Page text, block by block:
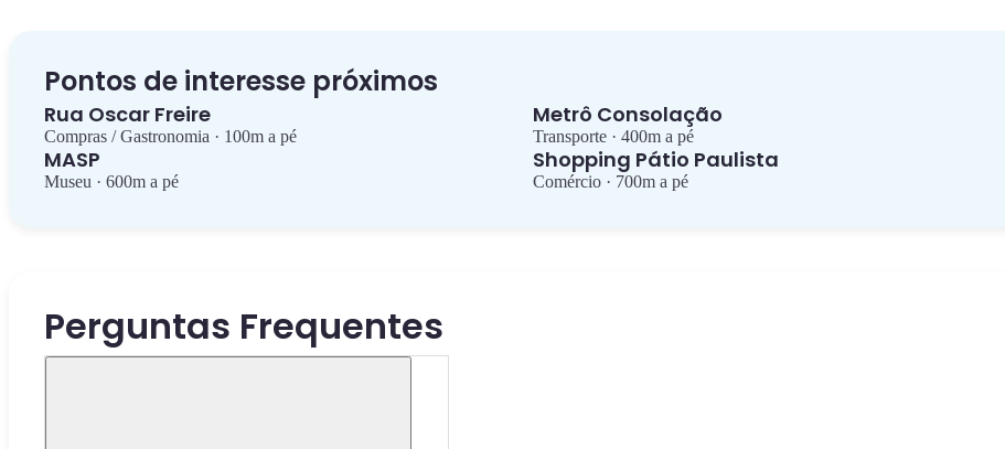
Pontos de interesse próximos
Rua Oscar Freire
Compras / Gastronomia · 100m a pé
Metrô Consolação
Transporte · 400m a pé
MASP
Museu · 600m a pé
Shopping Pátio Paulista
Comércio · 700m a pé
Perguntas Frequentes